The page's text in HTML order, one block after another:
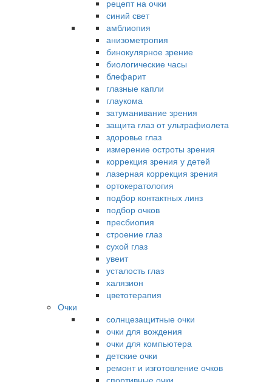
рецепт на очки
синий свет
амблиопия
анизометропия
бинокулярное зрение
биологические часы
блефарит
глазные капли
глаукома
затуманивание зрения
защита глаз от ультрафиолета
здоровье глаз
измерение остроты зрения
коррекция зрения у детей
лазерная коррекция зрения
ортокератология
подбор контактных линз
подбор очков
пресбиопия
строение глаз
сухой глаз
увеит
усталость глаз
халязион
цветотерапия
Очки
солнцезащитные очки
очки для вождения
очки для компьютера
детские очки
ремонт и изготовление очков